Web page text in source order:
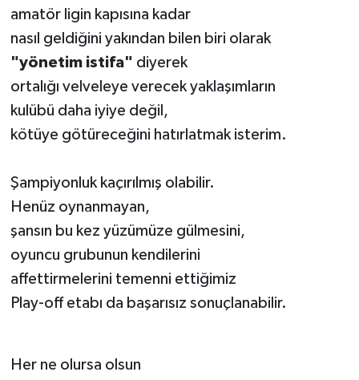
amatör ligin kapısına kadar
nasıl geldiğini yakından bilen biri olarak
"yönetim istifa" diyerek
ortalığı velveleye verecek yaklaşımların
kulübü daha iyiye değil,
kötüye götüreceğini hatırlatmak isterim.
Şampiyonluk kaçırılmış olabilir.
Henüz oynanmayan,
şansın bu kez yüzümüze gülmesini,
oyuncu grubunun kendilerini
affettirmelerini temenni ettiğimiz
Play-off etabı da başarısız sonuçlanabilir.
Her ne olursa olsun